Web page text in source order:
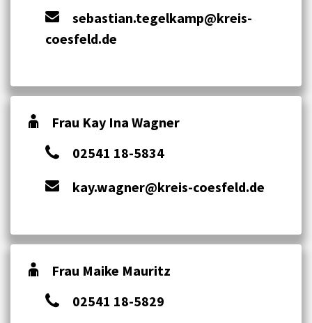
sebastian.tegelkamp@kreis-
coesfeld.de
Frau Kay Ina Wagner
02541 18-5834
kay.wagner@kreis-coesfeld.de
Frau Maike Mauritz
02541 18-5829